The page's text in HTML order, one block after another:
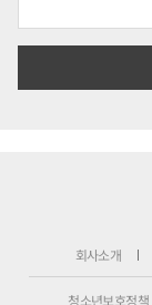
회사소개
청소년보호정책